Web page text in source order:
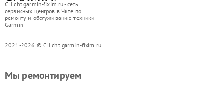
СЦ cht.garmin-fixim.ru - сеть
сервисных центров в Чите по
ремонту и обслуживанию техники
Garmin
2021-2026 © СЦ cht.garmin-fixim.ru
Мы ремонтируем